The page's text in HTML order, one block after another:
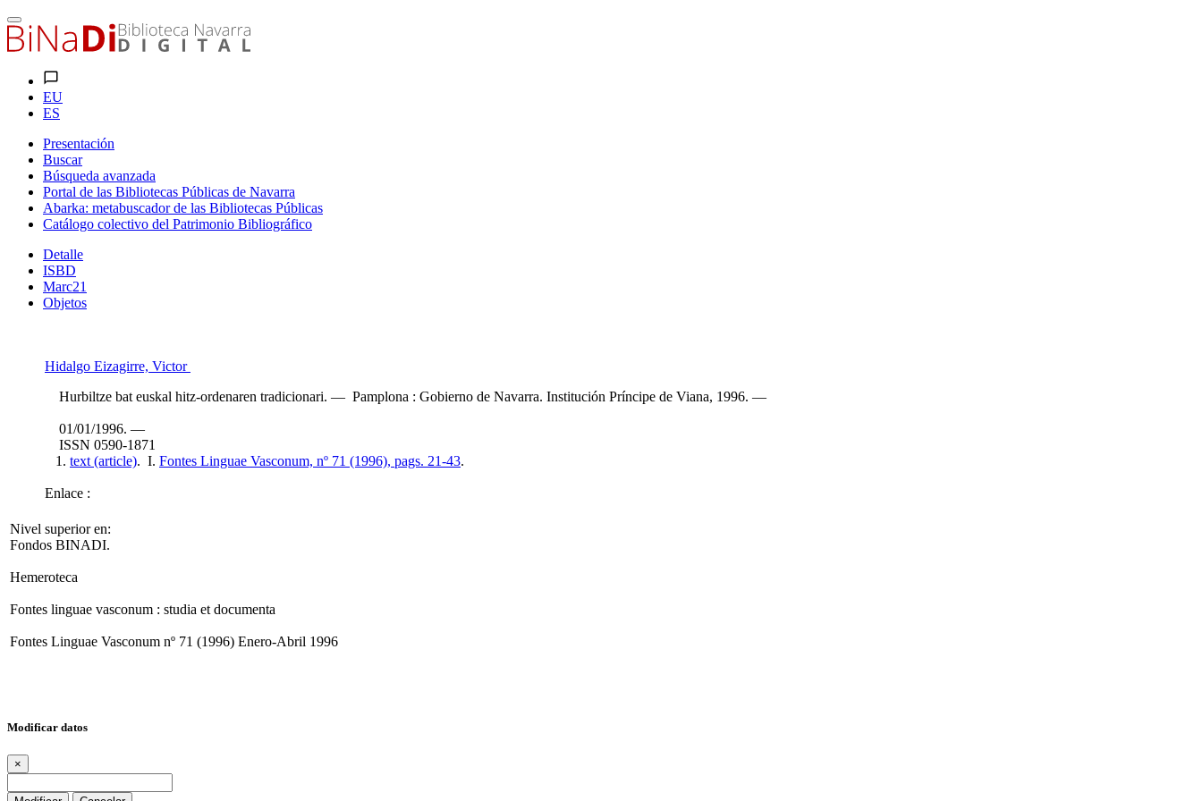
EU
ES
Presentación
Buscar
Búsqueda avanzada
Portal de las Bibliotecas Públicas de Navarra
Abarka: metabuscador de las Bibliotecas Públicas
Catálogo colectivo del Patrimonio Bibliográfico
Detalle
ISBD
Marc21
Objetos
Hidalgo Eizagirre, Victor
Hurbiltze bat euskal hitz-ordenaren tradicionari. — Pamplona : Gobierno de Navarra. Institución Príncipe de Viana, 1996. —
01/01/1996. —
ISSN 0590-1871
1. text (article). I. Fontes Linguae Vasconum, nº 71 (1996), pags. 21-43.
Enlace :
Nivel superior en:
Fondos BINADI.
Hemeroteca
Fontes linguae vasconum : studia et documenta
Fontes Linguae Vasconum nº 71 (1996) Enero-Abril 1996
Modificar datos
×